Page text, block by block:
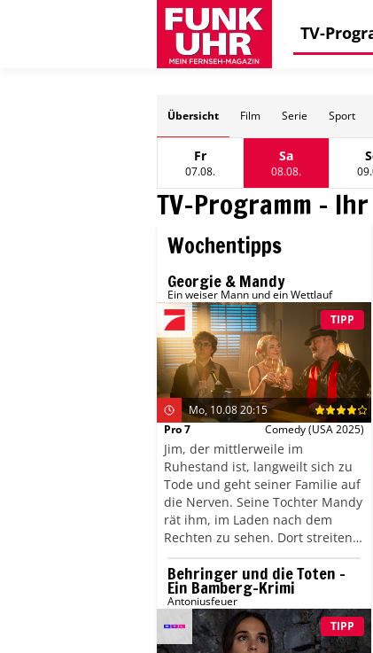
TV-
Übersicht Film Serie Sport
Freitag, 07 August
Fr
07.08. Samstag, 08
Sa
08.08.
TV-Programm -
Wochentipps
Georgie & Mandy
Ein weiser Mann und ein Wettlauf
TIPP
Mo, 10.08 20:15
Pro 7
Comedy (USA 2025)
Jim, der mittlerweile im
Ruhestand ist, langweilt sich zu
Tode und geht seiner Familie auf
die Nerven. Seine Tochter Mandy
rät ihm, im Laden nach dem
Rechten zu sehen. Dort streiten
Georgie und Ruben über die
richtige Strategie: Ruben will
sparen, Georgie investieren. Ob
die frischgebackenen Partner mit
Jims Hilfe einen Kompromiss
finden werden?
Behringer und die Toten –
Ein Bamberg-Krimi
Antoniusfeuer
TIPP